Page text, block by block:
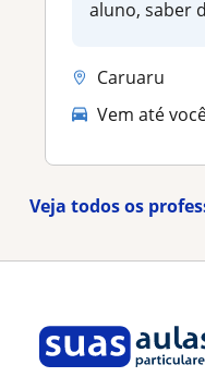
aluno, saber
Caruaru
Vem até
Veja todos os